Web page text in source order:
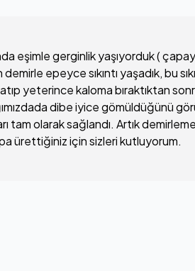
eşimle gerginlik yaşıyorduk (
epeyce sıkıntı yaşadık, bu
yeterince kaloma bıraktıktan
dibe iyice gömüldüğünü
tam olarak sağlandı. Artık
ürettiğiniz için sizleri kutluyorum.